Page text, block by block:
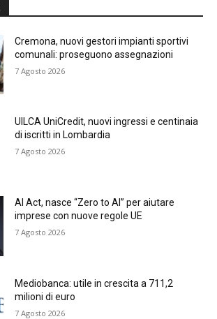
Cremona, nuovi gestori impianti sportivi
comunali: proseguono assegnazioni
7 Agosto 2026
UILCA UniCredit, nuovi ingressi e centinaia
di iscritti in Lombardia
7 Agosto 2026
AI Act, nasce “Zero to AI” per aiutare
imprese con nuove regole UE
7 Agosto 2026
Mediobanca: utile in crescita a 711,2
milioni di euro
7 Agosto 2026